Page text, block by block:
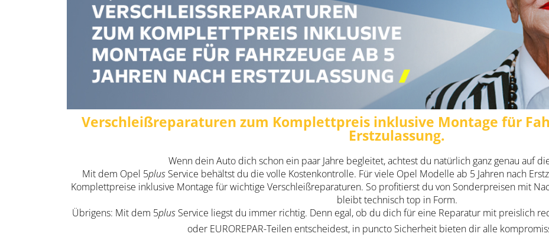
Verschleißreparaturen zum Komplettpreis inklusive Montage für
Erstzulassung.
Wenn dein Auto dich schon ein paar Jahre begleitet, achtest du natürlich ganz genau auf
Mit dem Opel 5plus Service behältst du die volle Kostenkontrolle. Für viele Opel Modelle ab 5 Jahren nach
Komplettpreise inklusive Montage für wichtige Verschleißreparaturen. So profitierst du von Sonderpreisen mit
bleibt technisch top in Form.
Übrigens: Mit dem 5plus Service liegst du immer richtig. Denn egal, ob du dich für eine Reparatur mit preislich
oder EUROREPAR-Teilen entscheidest, in puncto Sicherheit bieten dir alle